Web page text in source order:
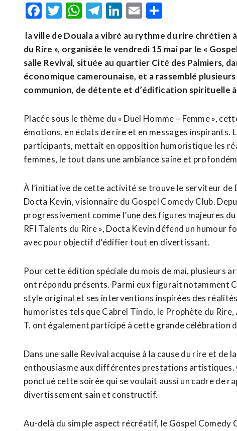
Facebook
Twitter
WhatsApp
Telegram
LinkedIn
Email
la ville de Douala a vibré au rythme du rire chrétien
du Rire », organisée le vendredi 15 mai par le «
salle Revival, située au quartier Cité des Palmiers,
économique camerounaise, et a rassemblé
communion, de détente et d’édification spirituelle
Placée sous le thème du « Duel Homme – Femme »,
émotions, en éclats de rire et en messages inspirants.
participants, mettait en opposition humoristique les
femmes, le tout dans une ambiance saine et
À l’initiative de cette activité se trouve le serviteur de
Docta Kevin, visionnaire du Gospel Comedy Club.
progressivement comme l’une des figures majeures
RFI Talents du Rire », Docta Kevin défend un humour
avec pour objectif d’édifier tout en divertissant.
Pour cette édition spéciale du mois de mai, plusieurs
ont répondu présents. Parmi eux figurait notamment
style original et ses interventions inspirées des
humoristes tels que Cabrel Tindo, le Prophète du
T. ont également participé à cette grande célébration
Dans une salle Revival acquise à la cause du rire et de
enthousiasme aux différentes prestations
ponctué cette soirée qui se voulait aussi un cadre de
divertissement sain et constructif.
Au-delà du simple aspect récréatif, le Gospel Comedy